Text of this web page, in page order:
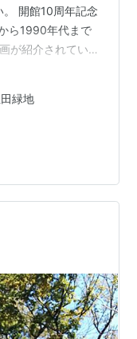
開館10周年記念
ら1990年代まで
が紹介されてい
画撮影は禁止）
、藤子・F・不
ーでは開館10周
ルスターズ すこ
映されていた。
緑地